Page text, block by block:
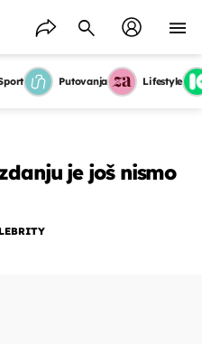
Putovanja Lifestyle
je još nismo